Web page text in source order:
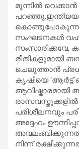
മുന്നിൽ
സംഘടനകൾ
സംസാരിക്കവേ,
രീതികളുമായി
ചെലുത്താൻ
കൃഷിയെ ‘ആർട്ട്
ആവിഷ്കാരമായി
രാസവസ്തുക്കളിൽ
പരിശീലനവും
അദ്ദേഹം
നിന്ന്